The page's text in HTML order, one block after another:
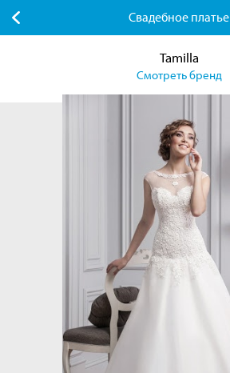
Свадебное платье
Tamilla
Смотреть бренд